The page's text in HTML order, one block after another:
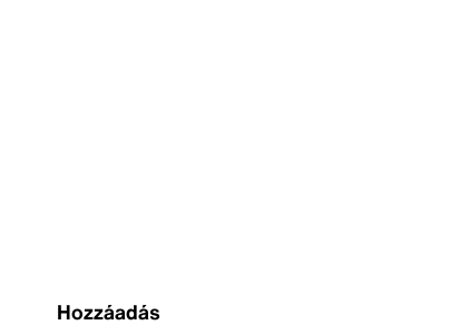
Hozzáadás